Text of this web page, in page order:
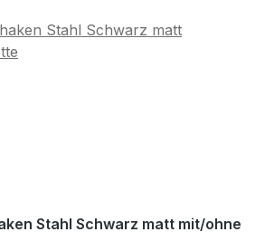
Stahl Schwarz matt mit/ohne